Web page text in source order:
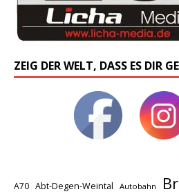
ZEIG DER WELT, DASS ES DIR
A70 Abt-Degen-Weintal Autobahn